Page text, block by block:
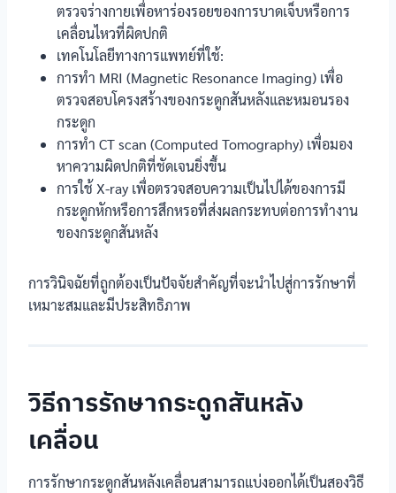
ตรวจร่างกายเพื่อหาร่องรอยของการบาดเจ็บหรือการ
เคลื่อนไหวที่ผิดปกติ
เทคโนโลยีทางการแพทย์ที่ใช้:
การทำ MRI (Magnetic Resonance Imaging) เพื่อ
ตรวจสอบโครงสร้างของกระดูกสันหลังและหมอนรอง
กระดูก
การทำ CT scan (Computed Tomography) เพื่อมอง
หาความผิดปกติที่ชัดเจนยิ่งขึ้น
การใช้ X-ray เพื่อตรวจสอบความเป็นไปได้ของการมี
กระดูกหักหรือการสึกหรอที่ส่งผลกระทบต่อการทำงาน
ของกระดูกสันหลัง
การวินิจฉัยที่ถูกต้องเป็นปัจจัยสำคัญที่จะนำไปสู่การรักษาที่
เหมาะสมและมีประสิทธิภาพ
วิธีการรักษากระดูกสันหลัง
เคลื่อน
การรักษากระดูกสันหลังเคลื่อนสามารถแบ่งออกได้เป็นสองวิธี